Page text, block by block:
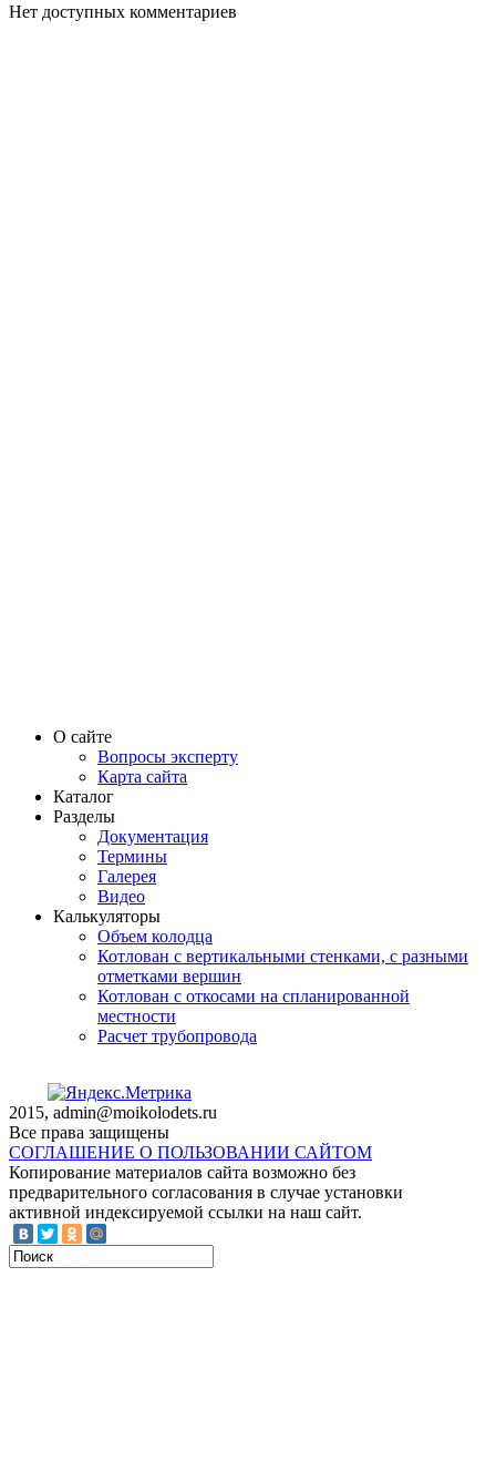
Нет доступных комментариев
О сайте
Вопросы эксперту
Карта сайта
Каталог
Разделы
Документация
Термины
Галерея
Видео
Калькуляторы
Объем колодца
Котлован с вертикальными стенками, с разными
отметками вершин
Котлован с откосами на спланированной
местности
Расчет трубопровода
2015, admin@moikolodets.ru
Все права защищены
СОГЛАШЕНИЕ О ПОЛЬЗОВАНИИ САЙТОМ
Копирование материалов сайта возможно без
предварительного согласования в случае установки
активной индексируемой ссылки на наш сайт.